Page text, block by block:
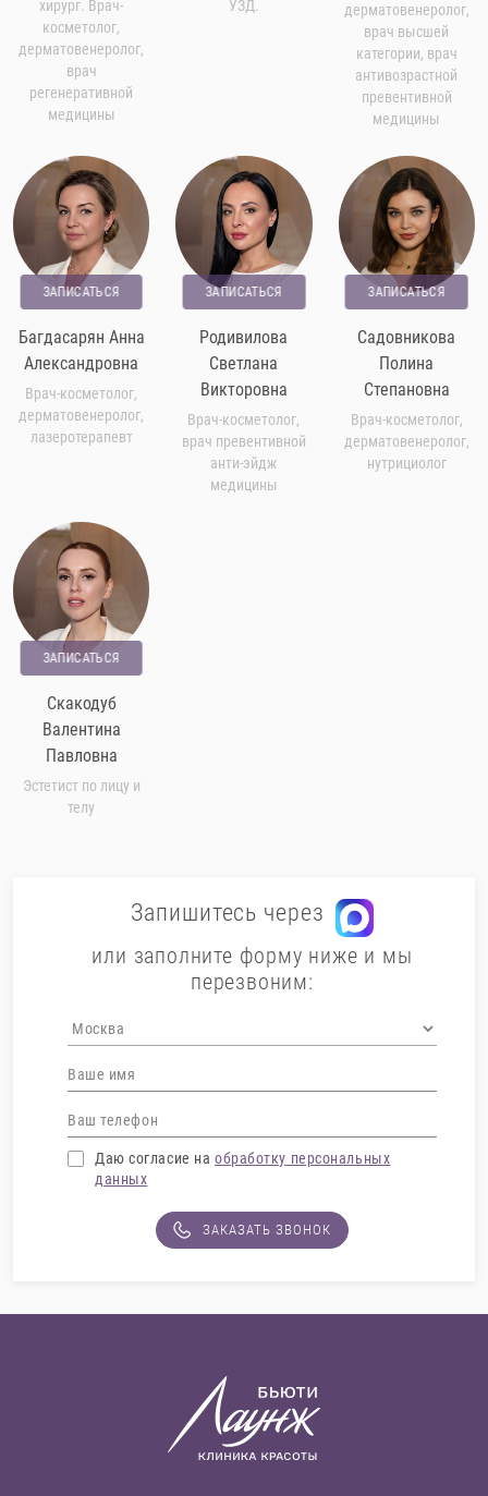
хирург. Врач-
косметолог,
дерматовенеролог,
врач
регенеративной
медицины
УЗД.
дерматовенеролог,
врач высшей
категории, врач
антивозрастной
превентивной
медицины
ЗАПИСАТЬСЯ
Багдасарян Анна
Александровна
Врач-косметолог,
дерматовенеролог,
лазеротерапевт
ЗАПИСАТЬСЯ
Родивилова
Светлана
Викторовна
Врач-косметолог,
врач превентивной
анти-эйдж
медицины
ЗАПИСАТЬСЯ
Садовникова
Полина
Степановна
Врач-косметолог,
дерматовенеролог,
нутрициолог
ЗАПИСАТЬСЯ
Скакодуб
Валентина
Павловна
Эстетист по лицу и
телу
Запишитесь через
или заполните форму ниже и мы
перезвоним:
Даю согласие на обработку персональных
данных
ЗАКАЗАТЬ ЗВОНОК